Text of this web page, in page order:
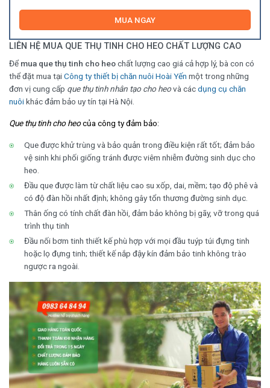
MUA NGAY
LIÊN HỆ MUA QUE THỤ TINH CHO HEO CHẤT LƯỢNG CAO
Đểmua que thụ tinh cho heochất lượng cao giá cả hợp lý, bà con có
thể đặt mua tạiCông ty thiết bị chăn nuôi Hoài Yến một trong những
đơn vị cung cấp que thụ tinh nhân tạo cho heovà cácdụng cụ chăn
nuôikhác đảm bảo uy tín tại Hà Nội.
Que thụ tinh cho heocủa công ty đảm bảo:
Que được khử trùng và bảo quản trong điều kiện rất tốt; đảm bảo
vệ sinh khi phối giống tránh được viêm nhiễm đường sinh dục cho
heo.
Đầu que được làm từ chất liệu cao su xốp, dai, mềm; tạo độ phê và
có độ đàn hồi nhất định; không gây tổn thương đường sinh dục.
Thân ống có tính chất đàn hồi, đảm bảo không bị gãy, vỡ trong quá
trình thụ tinh
Đầu nối bơm tinh thiết kế phù hợp với mọi đầu tuýp túi đựng tinh
hoặc lọ đựng tinh; thiết kế nắp đậy kín đảm bảo tinh không trào
ngược ra ngoài.